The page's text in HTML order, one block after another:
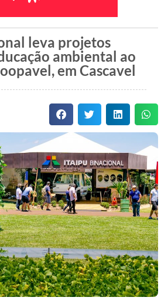
leva projetos
ambiental ao
em Cascavel